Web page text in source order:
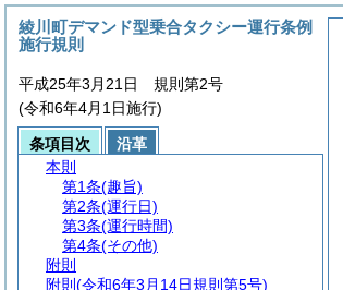
綾川町デマンド型乗合タクシー運行条例
施行規則
平成25年3月21日 規則第2号
(令和6年4月1日施行)
条項目次
沿革
本則
第1条(趣旨)
第2条(運行日)
第3条(運行時間)
第4条(その他)
附則
附則 (令和6年3月14日規則第5号)